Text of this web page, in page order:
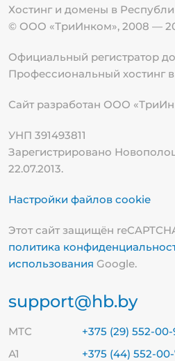
Хостинг и домены в
© ООО «ТриИнком», 2008 —
Официальный регистратор
Профессиональный хостинг
Сайт разработан ООО
УНП 391493811
Зарегистрировано
22.07.2013.
Настройки файлов cookie
Этот сайт защищён
политика
использования Google.
support@hb.by
МТС
+375 (29) 552-00-
А1
+375 (44) 552-